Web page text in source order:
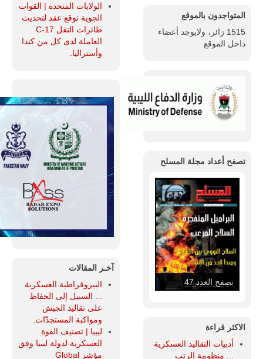
المتواجدون بالموقع
1515 زائر، ولايوجد أعضاء
داخل الموقع
تصفح أعداد مجلة المسلح
تصفح العدد 47
الاكثر قراءة
أدبيات التقاليد العسكرية
... منظومة الرتب
الولايات المتحدة | القوات
الجوية توقع عقد لتحديث
طائرات النقل C-17
العاملة لدى كل من كندا
وأستراليا.
آخـر المقالات
البيروقراطية العسكرية
... السبيل إلى الحفاظ
على تقاليد الجيش
ومواكبة المستجدّات.
ليبيا | تصنيف القوة
العسكرية لدولة ليبيا وفق
مؤشر Global